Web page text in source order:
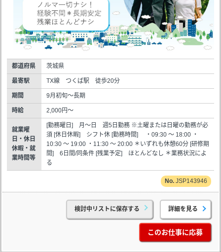
都道府県 茨城県
最寄駅 TX線 つくば駅 徒歩20分
期間 9月初旬～長期
時給 2,000円～
就業曜
日・休日
休暇・就
業時間等
[勤務曜日] 月～日 週5日勤務 ※土曜または日曜の勤務が必
須 [休日休暇] シフト休 [勤務時間] ・09:30 ～ 18:00 ・
10:30 ～ 19:00 ・11:30 ～ 20:00 ＊いずれも休憩60分 [研修期
間] 6日間/同条件 [残業予定] ほとんどなし ＊業務状況によ
る
JSP143946
検討中リストに保存する 詳細を見る
このお仕事に応募